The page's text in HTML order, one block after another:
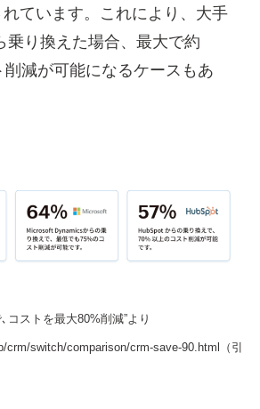
ています。これにより、大手
乗り換えた場合、最大で約
減が可能になるケースもあ
コストを最大80%削減”より
crm/switch/comparison/crm-save-90.html（引